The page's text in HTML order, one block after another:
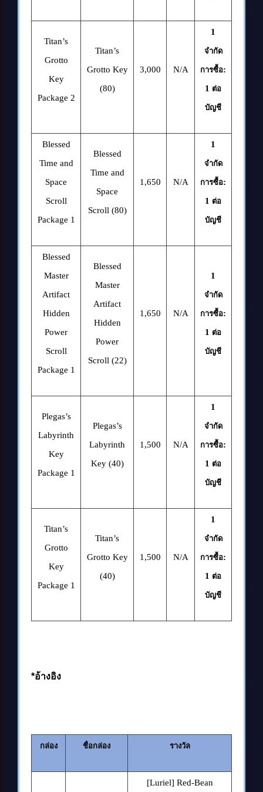
Titan’s
Grotto
Key
Package 2
Titan’s
Grotto Key
(80)
3,000 N/A
1
จำกัด
การซื้อ:
1 ต่อ
บัญชี
Blessed
Time and
Space
Scroll
Package 1
Blessed
Time and
Space
Scroll (80)
1,650 N/A
1
จำกัด
การซื้อ:
1 ต่อ
บัญชี
Blessed
Master
Artifact
Hidden
Power
Scroll
Package 1
Blessed
Master
Artifact
Hidden
Power
Scroll (22)
1,650 N/A
1
จำกัด
การซื้อ:
1 ต่อ
บัญชี
Plegas’s
Labyrinth
Key
Package 1
Plegas’s
Labyrinth
Key (40)
1,500 N/A
1
จำกัด
การซื้อ:
1 ต่อ
บัญชี
Titan’s
Grotto
Key
Package 1
Titan’s
Grotto Key
(40)
1,500 N/A
1
จำกัด
การซื้อ:
1 ต่อ
บัญชี
*อ้างอิง
กล่อง ชื่อกล่อง รางวัล
[Luriel] Red-Bean